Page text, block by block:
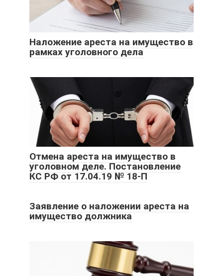
Наложение ареста на имущество в
рамках уголовного дела
Отмена ареста на имущество в
уголовном деле. Постановление
КС РФ от 17.04.19 № 18-П
Заявление о наложении ареста на
имущество должника